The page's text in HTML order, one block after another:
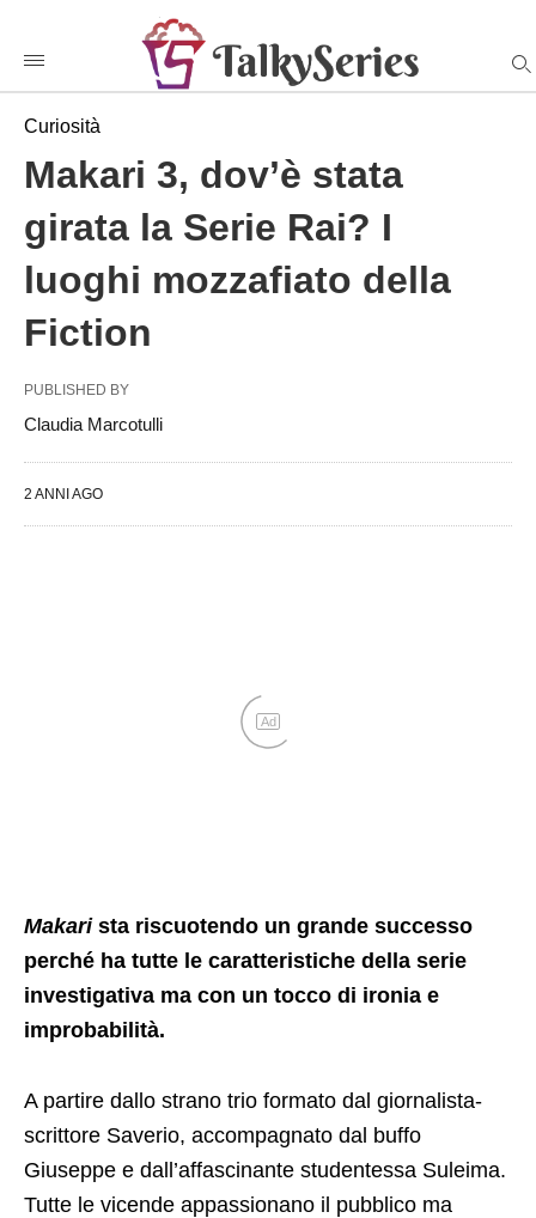
/makari-
dove-
stata-
girata-
serie-
luoghi-
mozzafiato-
della-
fiction/amp/
Curiosità
Makari 3, dov’è stata
girata la Serie Rai? I
luoghi mozzafiato della
Fiction
PUBLISHED BY
Claudia Marcotulli
2 ANNI AGO
Ad
Makarista riscuotendo un grande successo
perché ha tutte le caratteristiche della serie
investigativa ma con un tocco di ironia e
improbabilità.
A partire dallo strano trio formato dal giornalista-
scrittore Saverio, accompagnato dal buffo
Giuseppe e dall’affascinante studentessa Suleima.
Tutte le vicende appassionano il pubblico ma